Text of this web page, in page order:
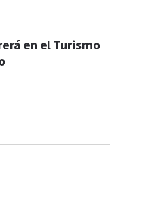
en el Turismo